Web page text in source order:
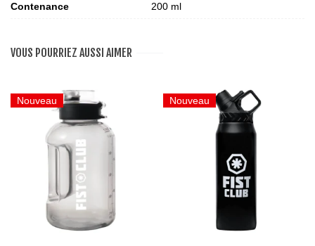
Contenance 200 ml
VOUS POURRIEZ AUSSI AIMER
Nouveau Nouveau